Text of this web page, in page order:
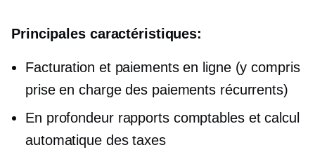
Principales caractéristiques:
Facturation et paiements en ligne (y compris
prise en charge des paiements récurrents)
En profondeurrapports comptables et calcul
automatique des taxes